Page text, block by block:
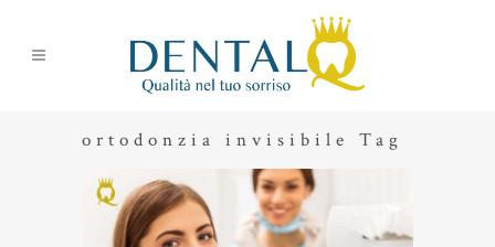
ortodonzia invisibile Tag